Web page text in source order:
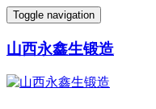
Toggle navigation
山西永鑫生锻造